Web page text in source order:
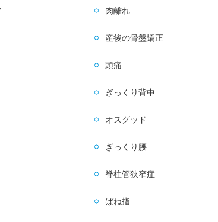
肉離れ
産後の骨盤矯正
頭痛
ぎっくり背中
オスグッド
ぎっくり腰
脊柱管狭窄症
ばね指